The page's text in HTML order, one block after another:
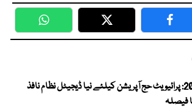
WhatsApp Twitter
حج 2027: پرائیویٹ حج آپریشن کیلئے نیا ڈیجیٹل نظام نافذ
فیصلہ